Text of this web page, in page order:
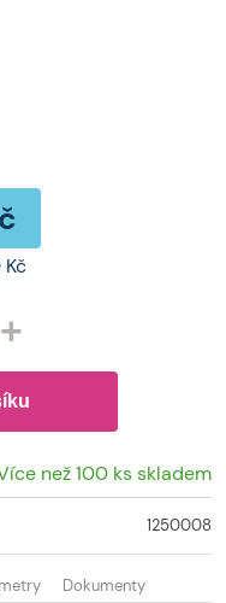
+
než 100 ks skladem
1250008
Dokumenty